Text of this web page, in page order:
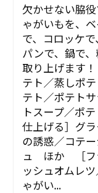
欠かせない脇
ゃがいもを、
で、コロッケ
パンで、鍋で
取り上げます
テト／蒸しポ
テト／ポテト
トスープ／ポ
仕上げる］グ
の誘惑／コテ
ュ ほか ［フ
ッシュオムレ
ゃがい...